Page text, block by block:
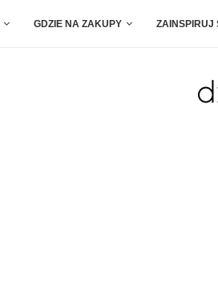
GDZIE NA ZAKUPY ZAINSPIRUJ